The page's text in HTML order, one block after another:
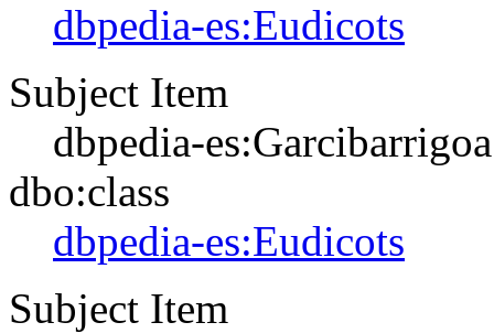
dbpedia-es:Eudicots
Subject Item
dbpedia-es:Garcibarrigoa
dbo:class
dbpedia-es:Eudicots
Subject Item